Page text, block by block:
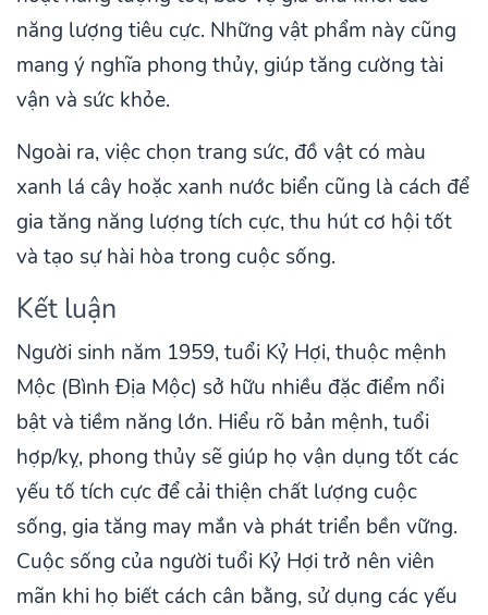
năng lượng tiêu cực. Những vật phẩm này cũng
mang ý nghĩa phong thủy, giúp tăng cường tài
vận và sức khỏe.
Ngoài ra, việc chọn trang sức, đồ vật có màu
xanh lá cây hoặc xanh nước biển cũng là cách để
gia tăng năng lượng tích cực, thu hút cơ hội tốt
và tạo sự hài hòa trong cuộc sống.
Kết luận
Người sinh năm 1959, tuổi Kỷ Hợi, thuộc mệnh
Mộc (Bình Địa Mộc) sở hữu nhiều đặc điểm nổi
bật và tiềm năng lớn. Hiểu rõ bản mệnh, tuổi
hợp/kỵ, phong thủy sẽ giúp họ vận dụng tốt các
yếu tố tích cực để cải thiện chất lượng cuộc
sống, gia tăng may mắn và phát triển bền vững.
Cuộc sống của người tuổi Kỷ Hợi trở nên viên
mãn khi họ biết cách cân bằng, sử dụng các yếu